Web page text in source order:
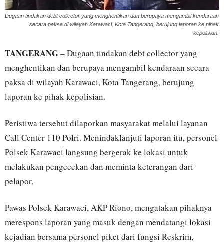
Dugaan tindakan debt collector yang menghentikan dan berupaya mengambil kendaraan
secara paksa di wilayah Karawaci, Kota Tangerang, berujung laporan ke pihak
kepolisian.
TANGERANG– Dugaan tindakan debt collector yang
menghentikan dan berupaya mengambil kendaraan secara
paksa di wilayah Karawaci, Kota Tangerang, berujung
laporan ke pihak kepolisian.
Peristiwa tersebut dilaporkan masyarakat melalui layanan
Call Center 110 Polri. Menindaklanjuti laporan itu, personel
Polsek Karawaci langsung bergerak ke lokasi untuk
melakukan pengecekan dan meminta keterangan dari
pelapor.
Pawas Polsek Karawaci, AKP Riono, mengatakan pihaknya
merespons laporan yang masuk dengan mendatangi lokasi
kejadian bersama personel piket dari fungsi Reskrim,